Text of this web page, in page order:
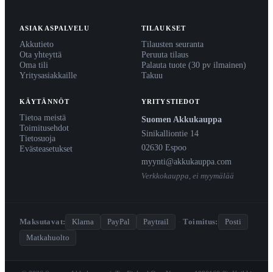
ASIAKASPALVELU
Akkutieto
Ota yhteyttä
Oma tili
Yritysasiakkaille
TILAUKSET
Tilausten seuranta
Peruuta tilaus
Palauta tuote (30 pv ilmainen)
Takuu
KÄYTÄNNÖT
Tietoa meistä
Toimitusehdot
Tietosuoja
Evästeasetukset
YRITYSTIEDOT
Suomen Akkukauppa
Sinikalliontie 14
02630 Espoo
myynti@akkukauppa.com
Verkkokauppa, ei myymälää
Maksutavat: Klarna PayPal Paytrail · Toimitus:
Posti
Matkahuolto